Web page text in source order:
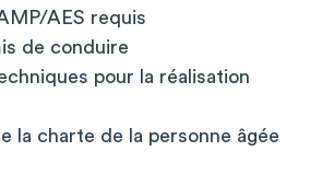
AES requis
de conduire
pour la réalisation
la charte de la personne âgée